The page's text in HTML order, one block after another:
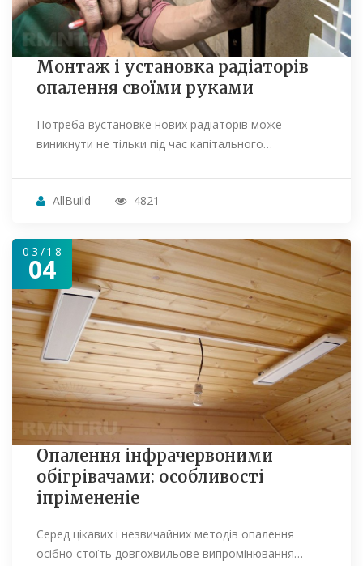
Монтаж і установка радіаторів
опалення своїми руками
Потреба вустановке нових радіаторів може
виникнути не тільки під час капітального…
AllBuild 4821
03/18
04
Опалення інфрачервоними
обігрівачами: особливості
іпрімененіе
Серед цікавих і незвичайних методів опалення
осібно стоїть довгохвильове випромінювання…